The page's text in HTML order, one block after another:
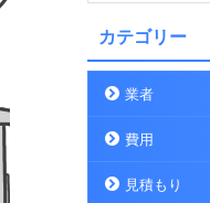
カテゴリー
業者
費用
見積もり